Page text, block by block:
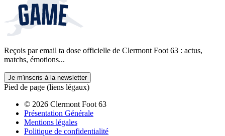
Reçois par email ta dose officielle de Clermont Foot 63 : actus,
matchs, émotions...
Je m'inscris à la newsletter
Pied de page (liens légaux)
© 2026 Clermont Foot 63
Présentation Générale
Mentions légales
Politique de confidentialité